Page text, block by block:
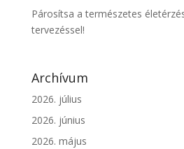
Párosítsa a természetes
tervezéssel!
Archívum
2026. július
2026. június
2026. május